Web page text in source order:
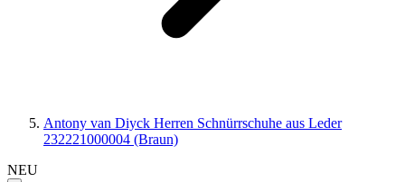
Antony van Diyck Herren Schnürrschuhe aus Leder
232221000004 (Braun)
NEU